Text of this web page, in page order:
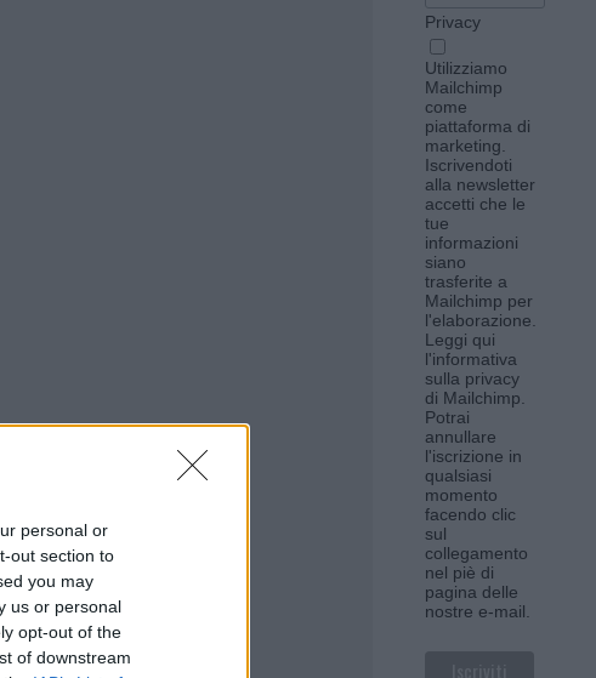
personal or
out section to
you may
us or personal
opt-out of the
of downstream
Privacy
Utilizziamo
Mailchimp
come
piattaforma di
marketing.
Iscrivendoti
alla newsletter
accetti che le
tue
informazioni
siano
trasferite a
Mailchimp per
l'elaborazione.
Leggi qui
l'informativa
sulla privacy
di Mailchimp.
Potrai
annullare
l'iscrizione in
qualsiasi
momento
facendo clic
sul
collegamento
nel piè di
pagina delle
nostre e-mail.